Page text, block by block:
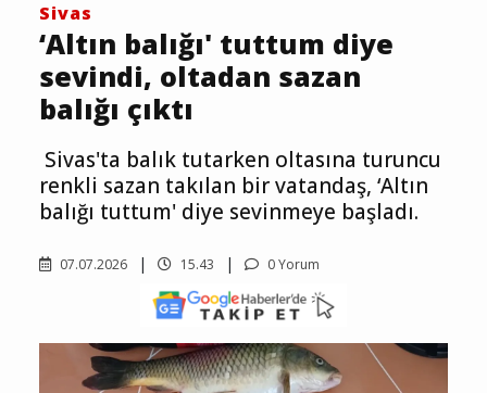
Sivas
‘Altın balığı' tuttum diye
sevindi, oltadan sazan
balığı çıktı
Sivas'ta balık tutarken oltasına turuncu
renkli sazan takılan bir vatandaş, ‘Altın
balığı tuttum' diye sevinmeye başladı.
07.07.2026 15.43 0 Yorum